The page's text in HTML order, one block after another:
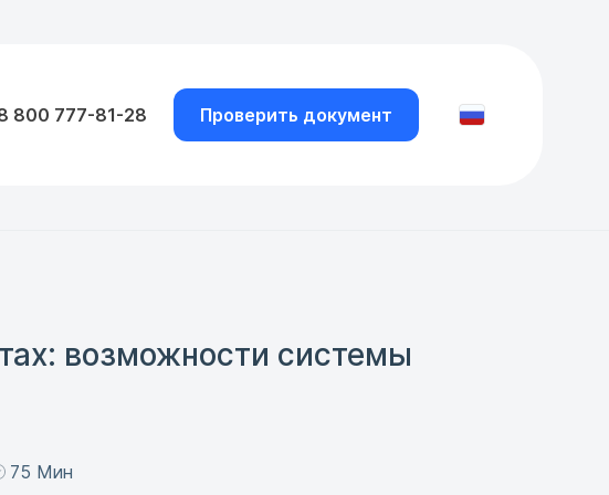
800 777-81-28 Проверить документ
возможности системы
75 Мин